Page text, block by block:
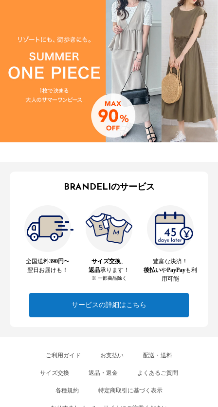
BRANDELIのサービス
全国送料390円〜
翌日お届けも！
サイズ交換
返品承ります！
※ 一部商品除く
豊富な決済！
後払いやPayPayも利
用可能
サービスの詳細はこちら
ご利用ガイド お支払い 配送・送料
サイズ交換 返品・返金 よくあるご質問
各種規約 特定商取引に基づく表示